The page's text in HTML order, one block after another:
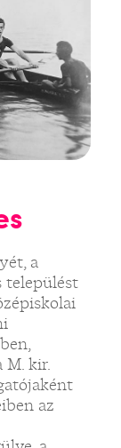
a
települést
M. kir.
az